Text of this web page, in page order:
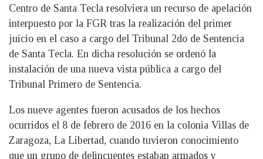
Centro de Santa Tecla resolviera un recurso de apelación
interpuesto por la FGR tras la realización del primer
juicio en el caso a cargo del Tribunal 2do de Sentencia
de Santa Tecla. En dicha resolución se ordenó la
instalación de una nueva vista pública a cargo del
Tribunal Primero de Sentencia.
Los nueve agentes fueron acusados de los hechos
ocurridos el 8 de febrero de 2016 en la colonia Villas de
Zaragoza, La Libertad, cuando tuvieron conocimiento
que un grupo de delincuentes estaban armados y